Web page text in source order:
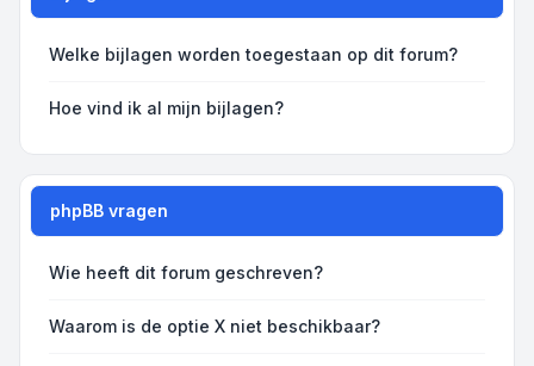
Welke bijlagen worden toegestaan op dit forum?
Hoe vind ik al mijn bijlagen?
phpBB vragen
Wie heeft dit forum geschreven?
Waarom is de optie X niet beschikbaar?